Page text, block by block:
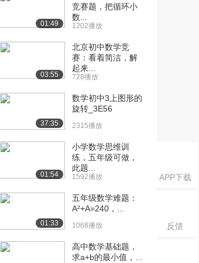
APP下载
反馈
01:49
竞赛题，把循环小
数...
1202播放
03:55
北京初中数学竞
赛：看着简洁，解
起来...
728播放
37:35
数学初中3上图形的
旋转_3E56
2315播放
01:54
小学数学思维训
练，五年级可做，
此题...
1592播放
01:33
五年级数学难题：
A²+A=240，...
1068播放
高中数学基础题，
求a+b的最小值，...